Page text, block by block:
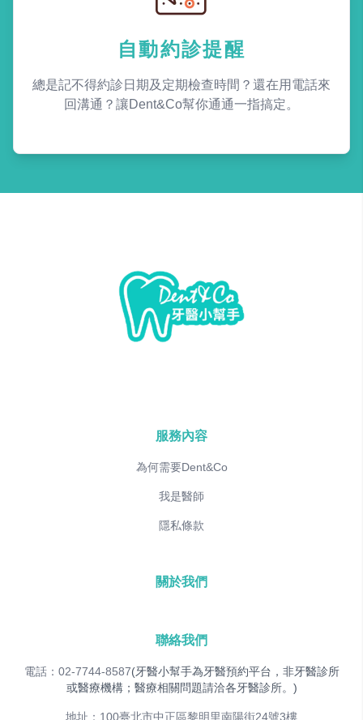
自動約診提醒
總是記不得約診日期及定期檢查時間？還在用電話來
回溝通？讓Dent&Co幫你通通一指搞定。
服務內容
為何需要Dent&Co
我是醫師
隱私條款
關於我們
聯絡我們
電話：02-7744-8587(牙醫小幫手為牙醫預約平台，非牙醫診所
或醫療機構；醫療相關問題請洽各牙醫診所。)
地址：100臺北市中正區黎明里南陽街24號3樓